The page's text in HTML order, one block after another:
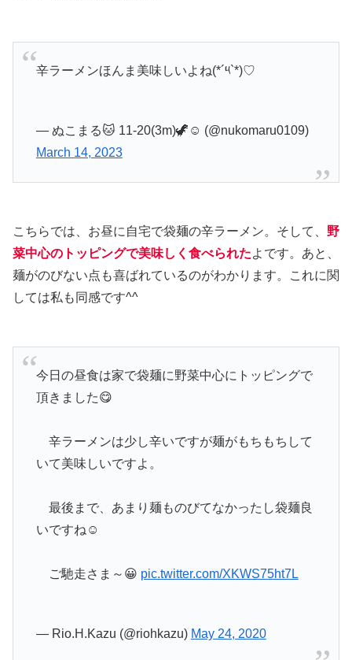
辛ラーメンほんま美味しいよね(*´༥`*)♡
— ぬこまる🐱 11-20(3m)🦖☺︎ (@nukomaru0109)
March 14, 2023
こちらでは、お昼に自宅で袋麺の辛ラーメン。そして、 野
菜中心のトッピングで美味しく食べられたよです。あと、
麺がのびない点も喜ばれているのがわかります。これに関
しては私も同感です^^
今日の昼食は家で袋麺に野菜中心にトッピングで
頂きました😋
辛ラーメンは少し辛いですが麺がもちもちして
いて美味しいですよ。
最後まで、あまり麺ものびてなかったし袋麺良
いですね☺️
ご馳走さま～😀 pic.twitter.com/XKWS75ht7L
— Rio.H.Kazu (@riohkazu) May 24, 2020